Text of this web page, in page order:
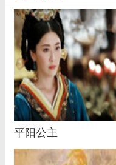
平阳公主